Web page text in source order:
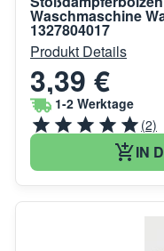
Waschmaschine
1327804017
Produkt Details
3,39 €
1-2 Werktage
(2)
IN